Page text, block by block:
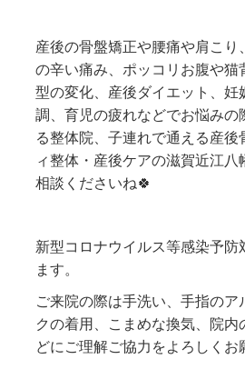
産後の骨盤矯正や腰痛や肩こり
の辛い痛み、ポッコリお腹や猫
型の変化、産後ダイエット、妊
調、育児の疲れなどでお悩みの
る整体院、子連れで通える産後
ィ整体・産後ケアの滋賀近江八
相談くださいね🍀
新型コロナウイルス等感染予防
ます。
ご来院の際は手洗い、手指のア
クの着用、こまめな換気、院内
どにご理解ご協力をよろしくお